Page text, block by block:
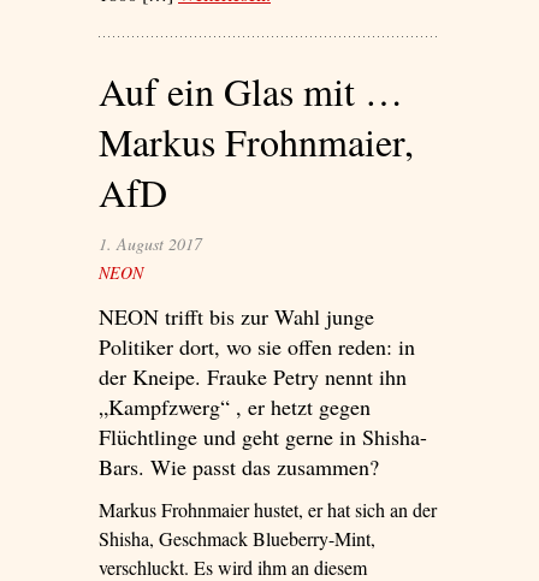
Auf ein Glas mit …
Markus Frohnmaier,
AfD
1. August 2017
NEON
NEON trifft bis zur Wahl junge
Politiker dort, wo sie offen reden: in
der Kneipe. Frauke Petry nennt ihn
„Kampfzwerg“ , er hetzt gegen
Flüchtlinge und geht gerne in Shisha-
Bars. Wie passt das zusammen?
Markus Frohnmaier hustet, er hat sich an der
Shisha, Geschmack Blueberry-Mint,
verschluckt. Es wird ihm an diesem